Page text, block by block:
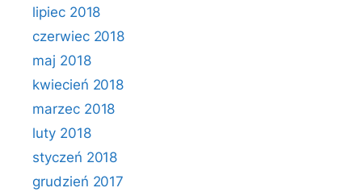
lipiec 2018
czerwiec 2018
maj 2018
kwiecień 2018
marzec 2018
luty 2018
styczeń 2018
grudzień 2017